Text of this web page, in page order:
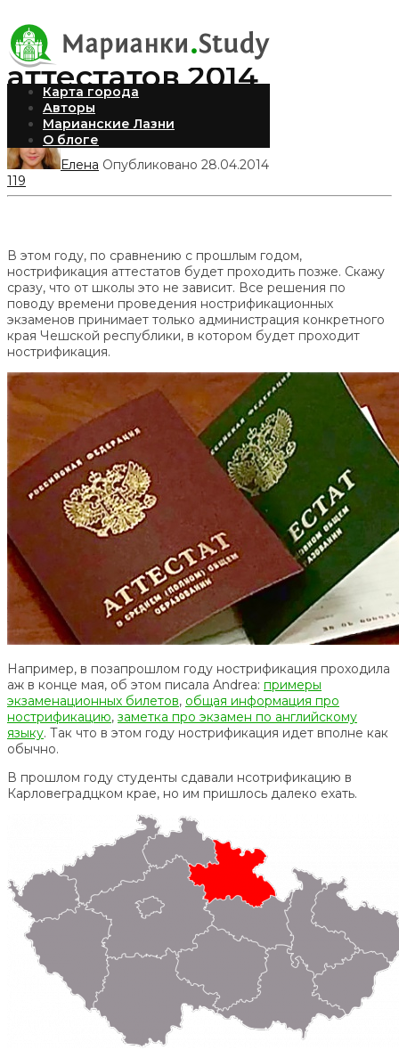
Карта города
Авторы
Марианские Лазни
О блоге
Нострификация
аттестатов 2014
Елена Опубликовано 28.04.2014
119
В этом году, по сравнению с прошлым годом,
нострификация аттестатов будет проходить позже. Скажу
сразу, что от школы это не зависит. Все решения по
поводу времени проведения нострификационных
экзаменов принимает только администрация конкретного
края Чешской республики, в котором будет проходит
нострификация.
Например, в позапрошлом году нострификация проходила
аж в конце мая, об этом писала Andrea: примеры
экзаменационных билетов, общая информация про
нострификацию, заметка про экзамен по английскому
языку. Так что в этом году нострификация идет вполне как
обычно.
В прошлом году студенты сдавали нсотрификацию в
Карловеградцком крае, но им пришлось далеко ехать.